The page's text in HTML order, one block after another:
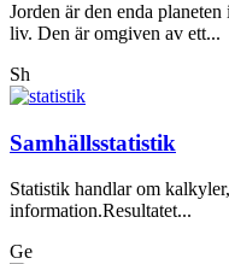
Jorden är den enda
liv. Den är omgiven av ett...
Sh
Samhällsstatistik
Statistik handlar om
information.Resultatet...
Ge